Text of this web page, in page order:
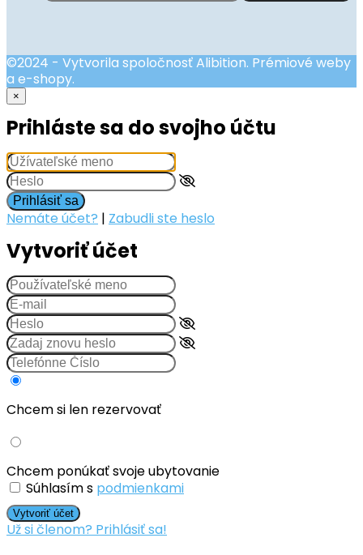
©2024 - Vytvorila spoločnosť Alibition. Prémiové weby
a e-shopy.
×
Prihláste sa do svojho účtu
Prihlásiť sa
Nemáte účet? | Zabudli ste heslo
Vytvoriť účet
Chcem si len rezervovať
Chcem ponúkať svoje ubytovanie
Súhlasím s podmienkami
Vytvoriť účet
Už si členom? Prihlásiť sa!